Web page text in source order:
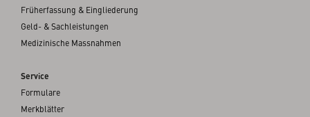
Früherfassung & Eingliederung
Geld- & Sachleistungen
Medizinische Massnahmen
Service
Formulare
Merkblätter